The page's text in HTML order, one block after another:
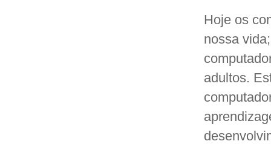
Hoje os
nossa
adultos.